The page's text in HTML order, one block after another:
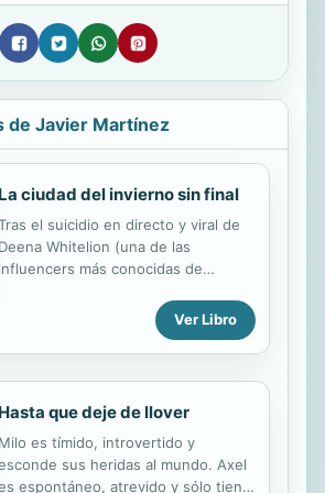
de Javier Martínez
La ciudad del invierno sin final
el suicidio en directo y viral de
Deena Whitelion (una de las
influencers más conocidas de
personajes cambiarán para siempre.
Eva es una empresaria de la alta
neoyorquina, con una
intachable tras la que se
la muerte de su hija, depositará en
Oliver su última esperanza para
todos sus errores. Oliver es
reconocido fotógrafo que se ha
Ver Libro
Hasta que deje de llover
Milo es tímido, introvertido y
sus heridas al mundo. Axel
espontáneo, atrevido y sólo tiene